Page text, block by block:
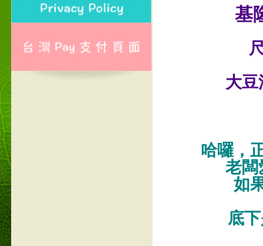
基
大
哈囉，
老闆
如
底